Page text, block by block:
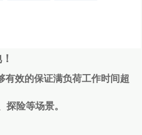
效的保证满负荷工作时间超
探险等场景。